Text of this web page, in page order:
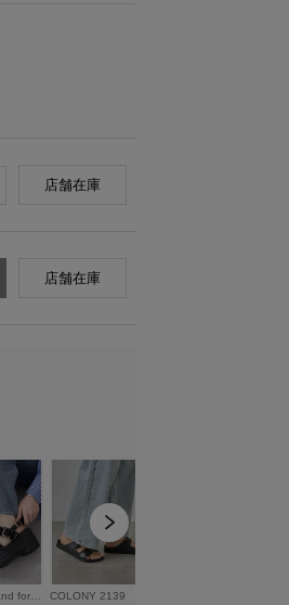
店舗在庫
店舗在庫